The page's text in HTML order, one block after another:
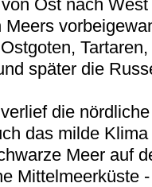
Ost nach
Meers
später die
die
das milde
Meer auf
Mittelmeerküste